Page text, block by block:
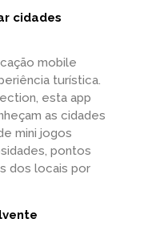
cidades
mobile
turística.
esta app
as cidades
mini jogos
pontos
dos locais por